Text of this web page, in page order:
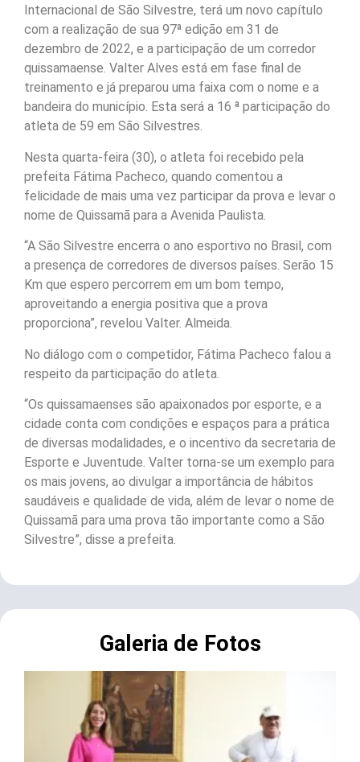
Internacional de São Silvestre, terá um novo capítulo
com a realização de sua 97ª edição em 31 de
dezembro de 2022, e a participação de um corredor
quissamaense. Valter Alves está em fase final de
treinamento e já preparou uma faixa com o nome e a
bandeira do município. Esta será a 16 ª participação do
atleta de 59 em São Silvestres.
Nesta quarta-feira (30), o atleta foi recebido pela
prefeita Fátima Pacheco, quando comentou a
felicidade de mais uma vez participar da prova e levar o
nome de Quissamã para a Avenida Paulista.
“A São Silvestre encerra o ano esportivo no Brasil, com
a presença de corredores de diversos países. Serão 15
Km que espero percorrem em um bom tempo,
aproveitando a energia positiva que a prova
proporciona”, revelou Valter. Almeida.
No diálogo com o competidor, Fátima Pacheco falou a
respeito da participação do atleta.
“Os quissamaenses são apaixonados por esporte, e a
cidade conta com condições e espaços para a prática
de diversas modalidades, e o incentivo da secretaria de
Esporte e Juventude. Valter torna-se um exemplo para
os mais jovens, ao divulgar a importância de hábitos
saudáveis e qualidade de vida, além de levar o nome de
Quissamã para uma prova tão importante como a São
Silvestre”, disse a prefeita.
Galeria de Fotos